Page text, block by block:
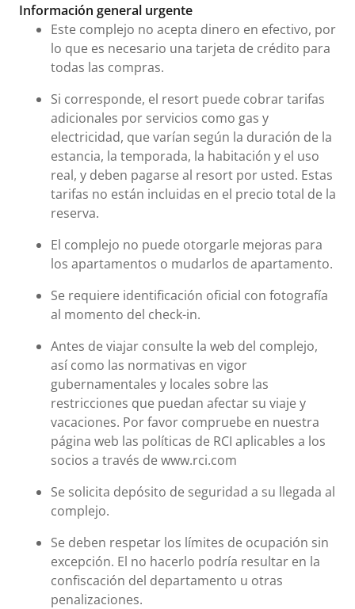
Información general urgente
Este complejo no acepta dinero en efectivo, por
lo que es necesario una tarjeta de crédito para
todas las compras.
Si corresponde, el resort puede cobrar tarifas
adicionales por servicios como gas y
electricidad, que varían según la duración de la
estancia, la temporada, la habitación y el uso
real, y deben pagarse al resort por usted. Estas
tarifas no están incluidas en el precio total de la
reserva.
El complejo no puede otorgarle mejoras para
los apartamentos o mudarlos de apartamento.
Se requiere identificación oficial con fotografía
al momento del check-in.
Antes de viajar consulte la web del complejo,
así como las normativas en vigor
gubernamentales y locales sobre las
restricciones que puedan afectar su viaje y
vacaciones. Por favor compruebe en nuestra
página web las políticas de RCI aplicables a los
socios a través de www.rci.com
Se solicita depósito de seguridad a su llegada al
complejo.
Se deben respetar los límites de ocupación sin
excepción. El no hacerlo podría resultar en la
confiscación del departamento u otras
penalizaciones.